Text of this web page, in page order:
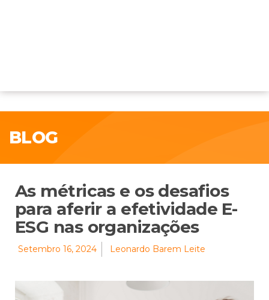
BLOG
As métricas e os desafios
para aferir a efetividade E-
ESG nas organizações
Setembro 16, 2024 Leonardo Barem Leite